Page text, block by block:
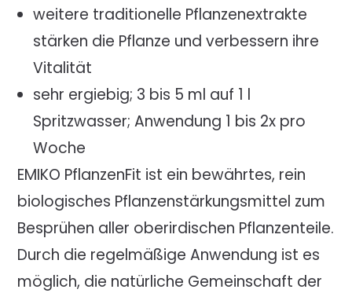
weitere traditionelle Pflanzenextrakte
stärken die Pflanze und verbessern ihre
Vitalität
sehr ergiebig; 3 bis 5 ml auf 1 l
Spritzwasser; Anwendung 1 bis 2x pro
Woche
EMIKO PflanzenFit ist ein bewährtes, rein
biologisches Pflanzenstärkungsmittel zum
Besprühen aller oberirdischen Pflanzenteile.
Durch die regelmäßige Anwendung ist es
möglich, die natürliche Gemeinschaft der